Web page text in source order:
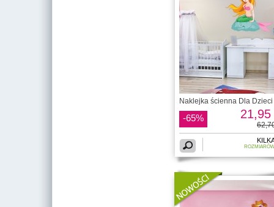
Naklejka ścienna Dla Dzieci
-65% 21,95